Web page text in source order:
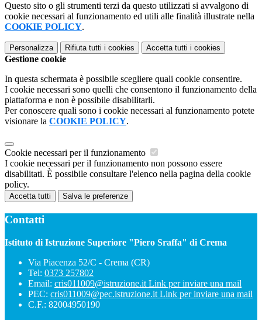
Questo sito o gli strumenti terzi da questo utilizzati si avvalgono di
cookie necessari al funzionamento ed utili alle finalità illustrate nella
COOKIE POLICY.
Personalizza Rifiuta tutti i cookies Accetta tutti i cookies
Gestione cookie
In questa schermata è possibile scegliere quali cookie consentire.
I cookie necessari sono quelli che consentono il funzionamento della
piattaforma e non è possibile disabilitarli.
Per conoscere quali sono i cookie necessari al funzionamento potete
visionare la COOKIE POLICY.
Cookie necessari per il funzionamento
I cookie necessari per il funzionamento non possono essere
disabilitati. È possibile consultare l'elenco nella pagina della cookie
policy.
Accetta tutti Salva le preferenze
Contatti
Istituto di Istruzione Superiore "Piero Sraffa" di Crema
Via Piacenza 52/C - Crema (CR)
Tel: 0373 257802
Email: cris011009@istruzione.it Link per inviare una mail
PEC: cris011009@pec.istruzione.it Link per inviare una mail
C.F.: 82004950190